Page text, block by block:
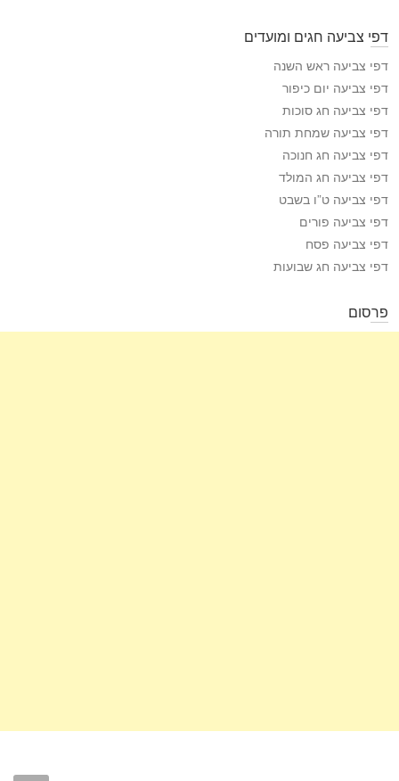
דפי צביעה חגים ומועדים
דפי צביעה ראש השנה
דפי צביעה יום כיפור
דפי צביעה חג סוכות
דפי צביעה שמחת תורה
דפי צביעה חג חנוכה
דפי צביעה חג המולד
דפי צביעה ט”ו בשבט
דפי צביעה פורים
דפי צביעה פסח
דפי צביעה חג שבועות
פרסום